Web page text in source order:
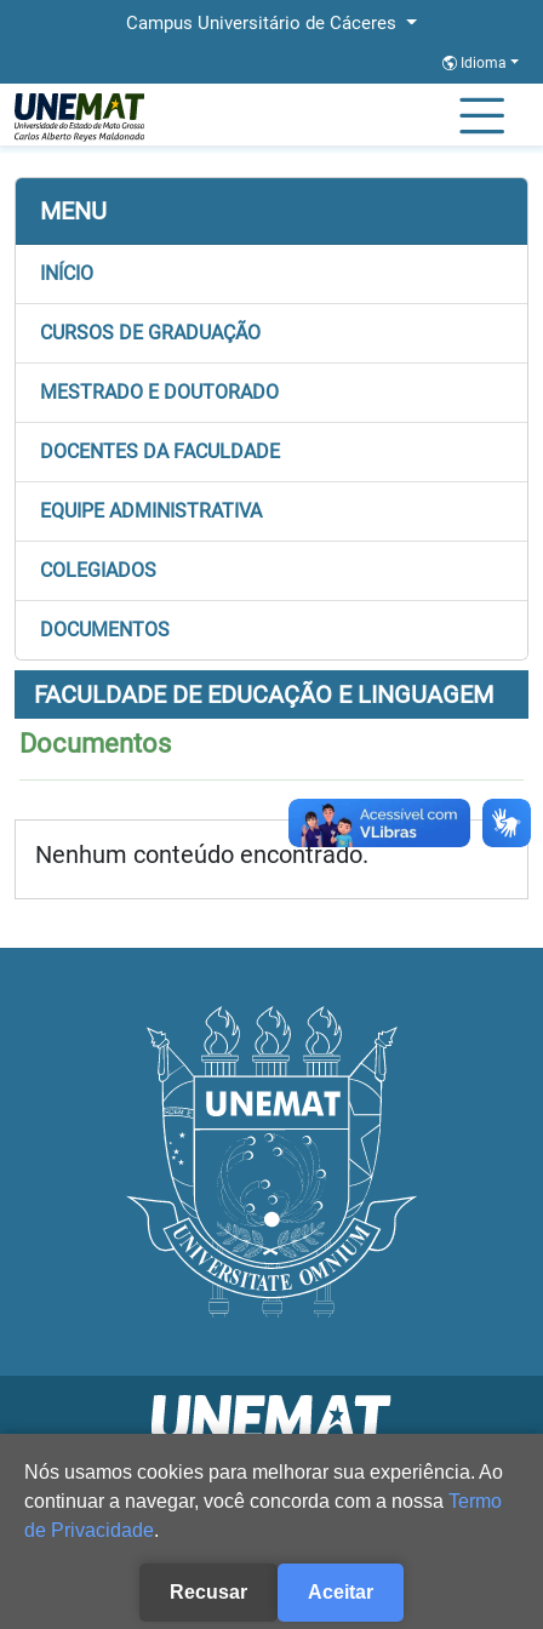
Campus Universitário de Cáceres
Idioma
Página Inicial
MENU
INÍCIO
CURSOS DE GRADUAÇÃO
MESTRADO E DOUTORADO
DOCENTES DA FACULDADE
EQUIPE ADMINISTRATIVA
COLEGIADOS
DOCUMENTOS
FACULDADE DE EDUCAÇÃO E LINGUAGEM
Documentos
Nenhum conteúdo encontrado.
Nós usamos cookies para melhorar sua experiência. Ao
continuar a navegar, você concorda com a nossa Termo
de Privacidade.
Recusar Aceitar